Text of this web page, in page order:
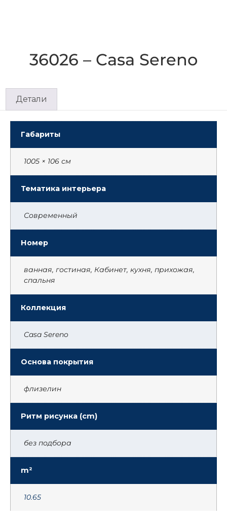
36026 – Casa Sereno
Детали
Габариты
1005 × 106 см
Тематика интерьера
Современный
Номер
ванная, гостиная, Кабинет, кухня, прихожая,
спальня
Коллекция
Casa Sereno
Основа покрытия
флизелин
Ритм рисунка (cm)
без подбора
m²
10.65